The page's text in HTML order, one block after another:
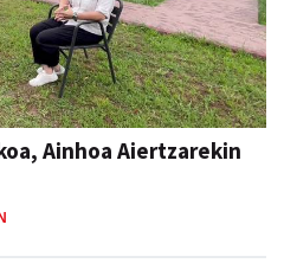
Ainhoa Aiertzarekin